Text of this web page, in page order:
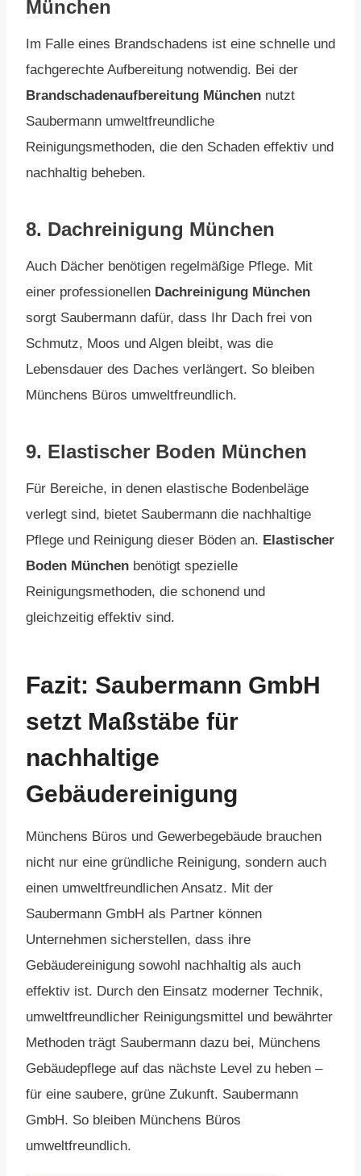
München
Im Falle eines Brandschadens ist eine schnelle und
fachgerechte Aufbereitung notwendig. Bei der
Brandschadenaufbereitung München nutzt
Saubermann umweltfreundliche
Reinigungsmethoden, die den Schaden effektiv und
nachhaltig beheben.
8. Dachreinigung München
Auch Dächer benötigen regelmäßige Pflege. Mit
einer professionellen Dachreinigung München
sorgt Saubermann dafür, dass Ihr Dach frei von
Schmutz, Moos und Algen bleibt, was die
Lebensdauer des Daches verlängert. So bleiben
Münchens Büros umweltfreundlich.
9. Elastischer Boden München
Für Bereiche, in denen elastische Bodenbeläge
verlegt sind, bietet Saubermann die nachhaltige
Pflege und Reinigung dieser Böden an. Elastischer
Boden München benötigt spezielle
Reinigungsmethoden, die schonend und
gleichzeitig effektiv sind.
Fazit: Saubermann GmbH
setzt Maßstäbe für
nachhaltige
Gebäudereinigung
Münchens Büros und Gewerbegebäude brauchen
nicht nur eine gründliche Reinigung, sondern auch
einen umweltfreundlichen Ansatz. Mit der
Saubermann GmbH als Partner können
Unternehmen sicherstellen, dass ihre
Gebäudereinigung sowohl nachhaltig als auch
effektiv ist. Durch den Einsatz moderner Technik,
umweltfreundlicher Reinigungsmittel und bewährter
Methoden trägt Saubermann dazu bei, Münchens
Gebäudepflege auf das nächste Level zu heben –
für eine saubere, grüne Zukunft. Saubermann
GmbH. So bleiben Münchens Büros
umweltfreundlich.